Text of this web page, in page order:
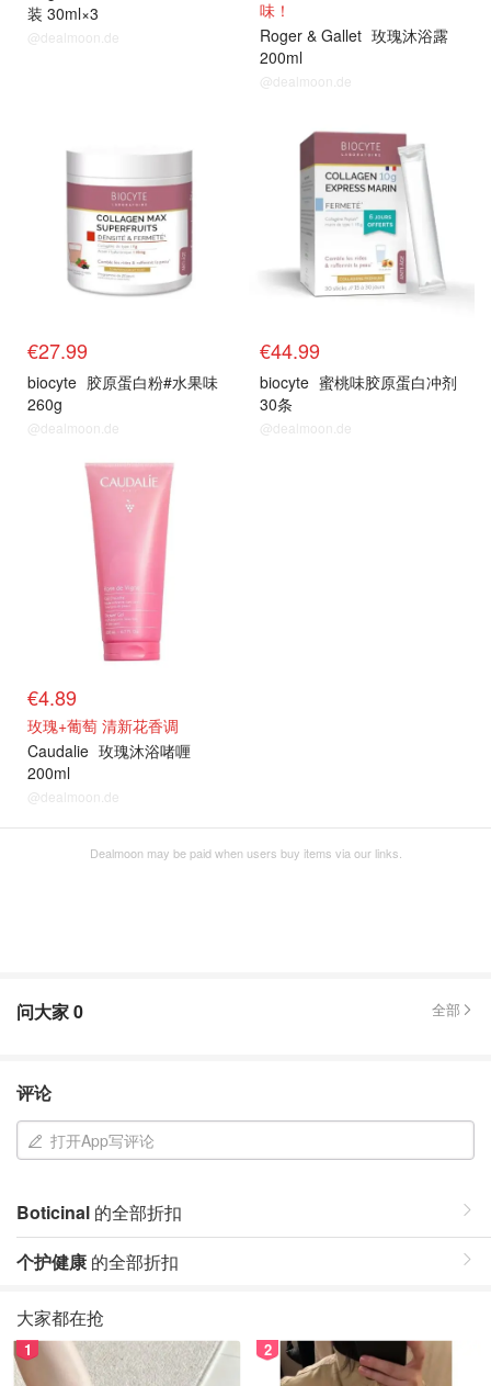
装 30ml×3
@dealmoon.de
味！
Roger & Gallet 玫瑰沐浴露
200ml
@dealmoon.de
€27.99
biocyte 胶原蛋白粉#水果味
260g
@dealmoon.de
€44.99
biocyte 蜜桃味胶原蛋白冲剂
30条
@dealmoon.de
€4.89
玫瑰+葡萄 清新花香调
Caudalie 玫瑰沐浴啫喱
200ml
@dealmoon.de
Dealmoon may be paid when users buy items via our links.
问大家0 全部
评论
打开App写评论
Boticinal 的全部折扣
个护健康 的全部折扣
大家都在抢
1 2